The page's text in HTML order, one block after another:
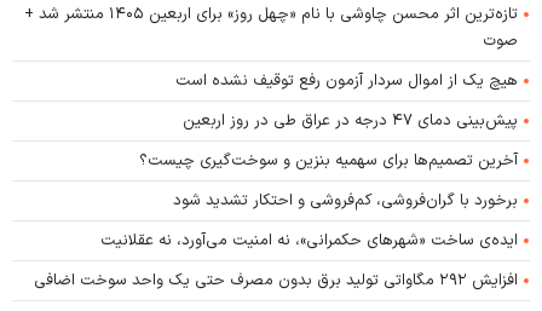
تازه‌ترین اثر محسن چاوشی با نام «چهل روز» برای اربعین ۱۴۰۵ منتشر شد +
صوت
هیچ یک از اموال سردار آزمون رفع توقیف نشده است
پیش‌بینی دمای ۴۷ درجه در عراق طی در روز اربعین
آخرین تصمیم‌ها برای سهمیه بنزین و سوخت‌گیری چیست؟
برخورد با گران‌فروشی، کم‌فروشی و احتکار تشدید شود
ایده‌ی ساخت «شهرهای حکمرانی»، نه امنیت می‌آورد، نه عقلانیت
افزایش ۲۹۲ مگاواتی تولید برق بدون مصرف حتی یک واحد سوخت اضافی